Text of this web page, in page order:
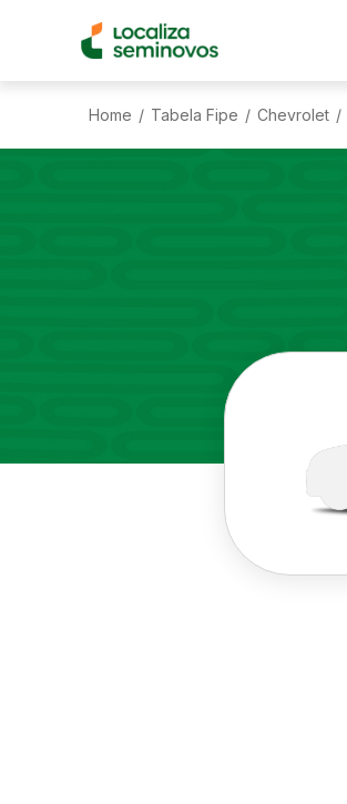
Home / Tabela Fipe / Chevrolet /